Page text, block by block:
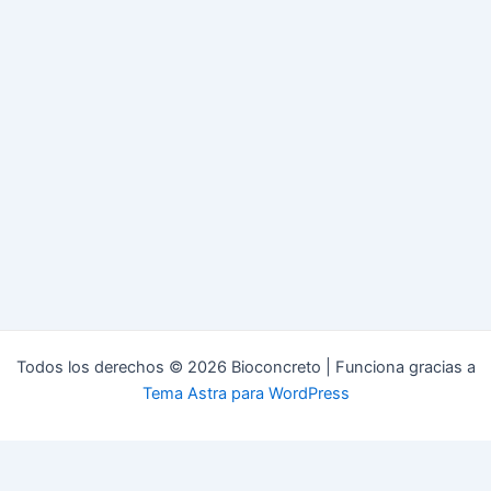
Todos los derechos © 2026 Bioconcreto | Funciona gracias a
Tema Astra para WordPress